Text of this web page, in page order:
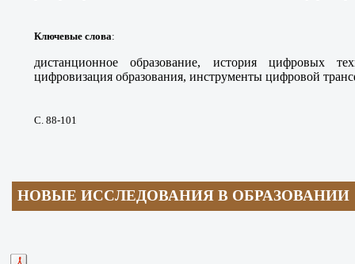
Ключевые слова:
дистанционное образование, история цифровых
цифровизация образования, инструменты цифровой
С. 88-101
НОВЫЕ ИССЛЕДОВАНИЯ В ОБРАЗОВАНИИ